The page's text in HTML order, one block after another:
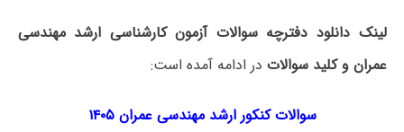
لینک دانلود دفترچه سوالات آزمون کارشناسی ارشد مهندسی
عمران و کلید سوالات در ادامه آمده است:
سوالات کنکور ارشد مهندسی عمران ۱۴۰۵